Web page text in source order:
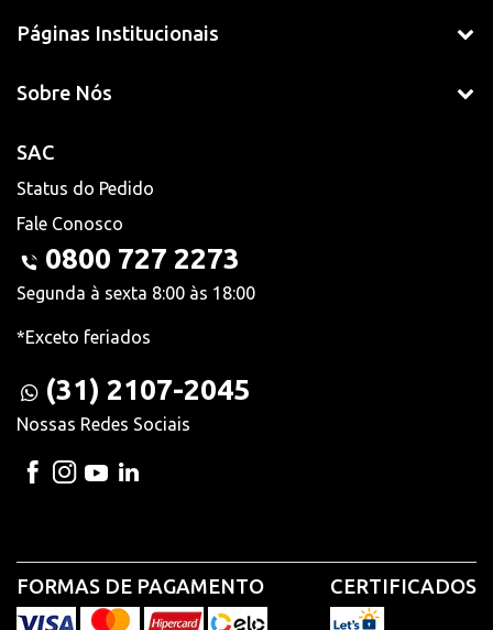
Páginas Institucionais
Sobre Nós
SAC
Status do Pedido
Fale Conosco
0800 727 2273
Segunda à sexta 8:00 às 18:00
*Exceto feriados
(31) 2107-2045
Nossas Redes Sociais
FORMAS DE PAGAMENTO CERTIFICADOS